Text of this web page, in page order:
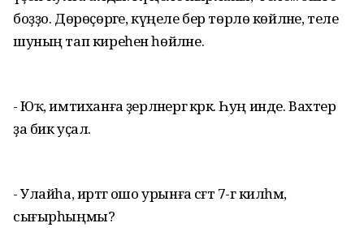
боҙҙо. Дөрөҫөрәге, күңеле бер төрлө көйләне, теле
шуның тап киреһен һөйләне.
- Юҡ, имтиханға әҙерләнергә кәрәк. Һуң инде. Вахтер
ҙа бик уҫал.
- Улайһа, иртәгә ошо урынға сәғәт 7-гә килһәм,
сығырһыңмы?